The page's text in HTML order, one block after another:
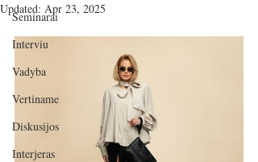
Seminarai
Interviu
Vadyba
Vertiname
Diskusijos
Interjeras
Updated: Apr 23, 2025